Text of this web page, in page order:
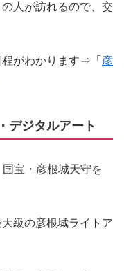
人が訪れるので、交
がわかります⇒「 彦
デジタルアート
宝・彦根城天守を
級の彦根城ライトア